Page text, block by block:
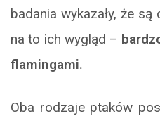
badania wykazały, że
na to ich wygląd –
flamingami.
Oba rodzaje ptaków